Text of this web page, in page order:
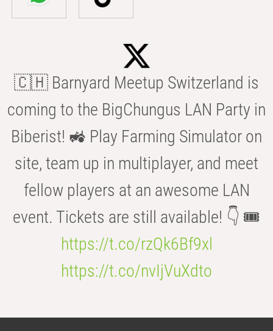
🇨🇭 Barnyard Meetup Switzerland is
coming to the BigChungus LAN Party in
Biberist! 🚜 Play Farming Simulator on
site, team up in multiplayer, and meet
fellow players at an awesome LAN
event. Tickets are still available! 👇 🎟️
https://t.co/rzQk6Bf9xl
https://t.co/nvIjVuXdto